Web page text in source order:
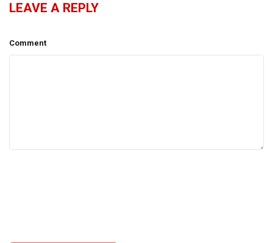
LEAVE A REPLY
Comment